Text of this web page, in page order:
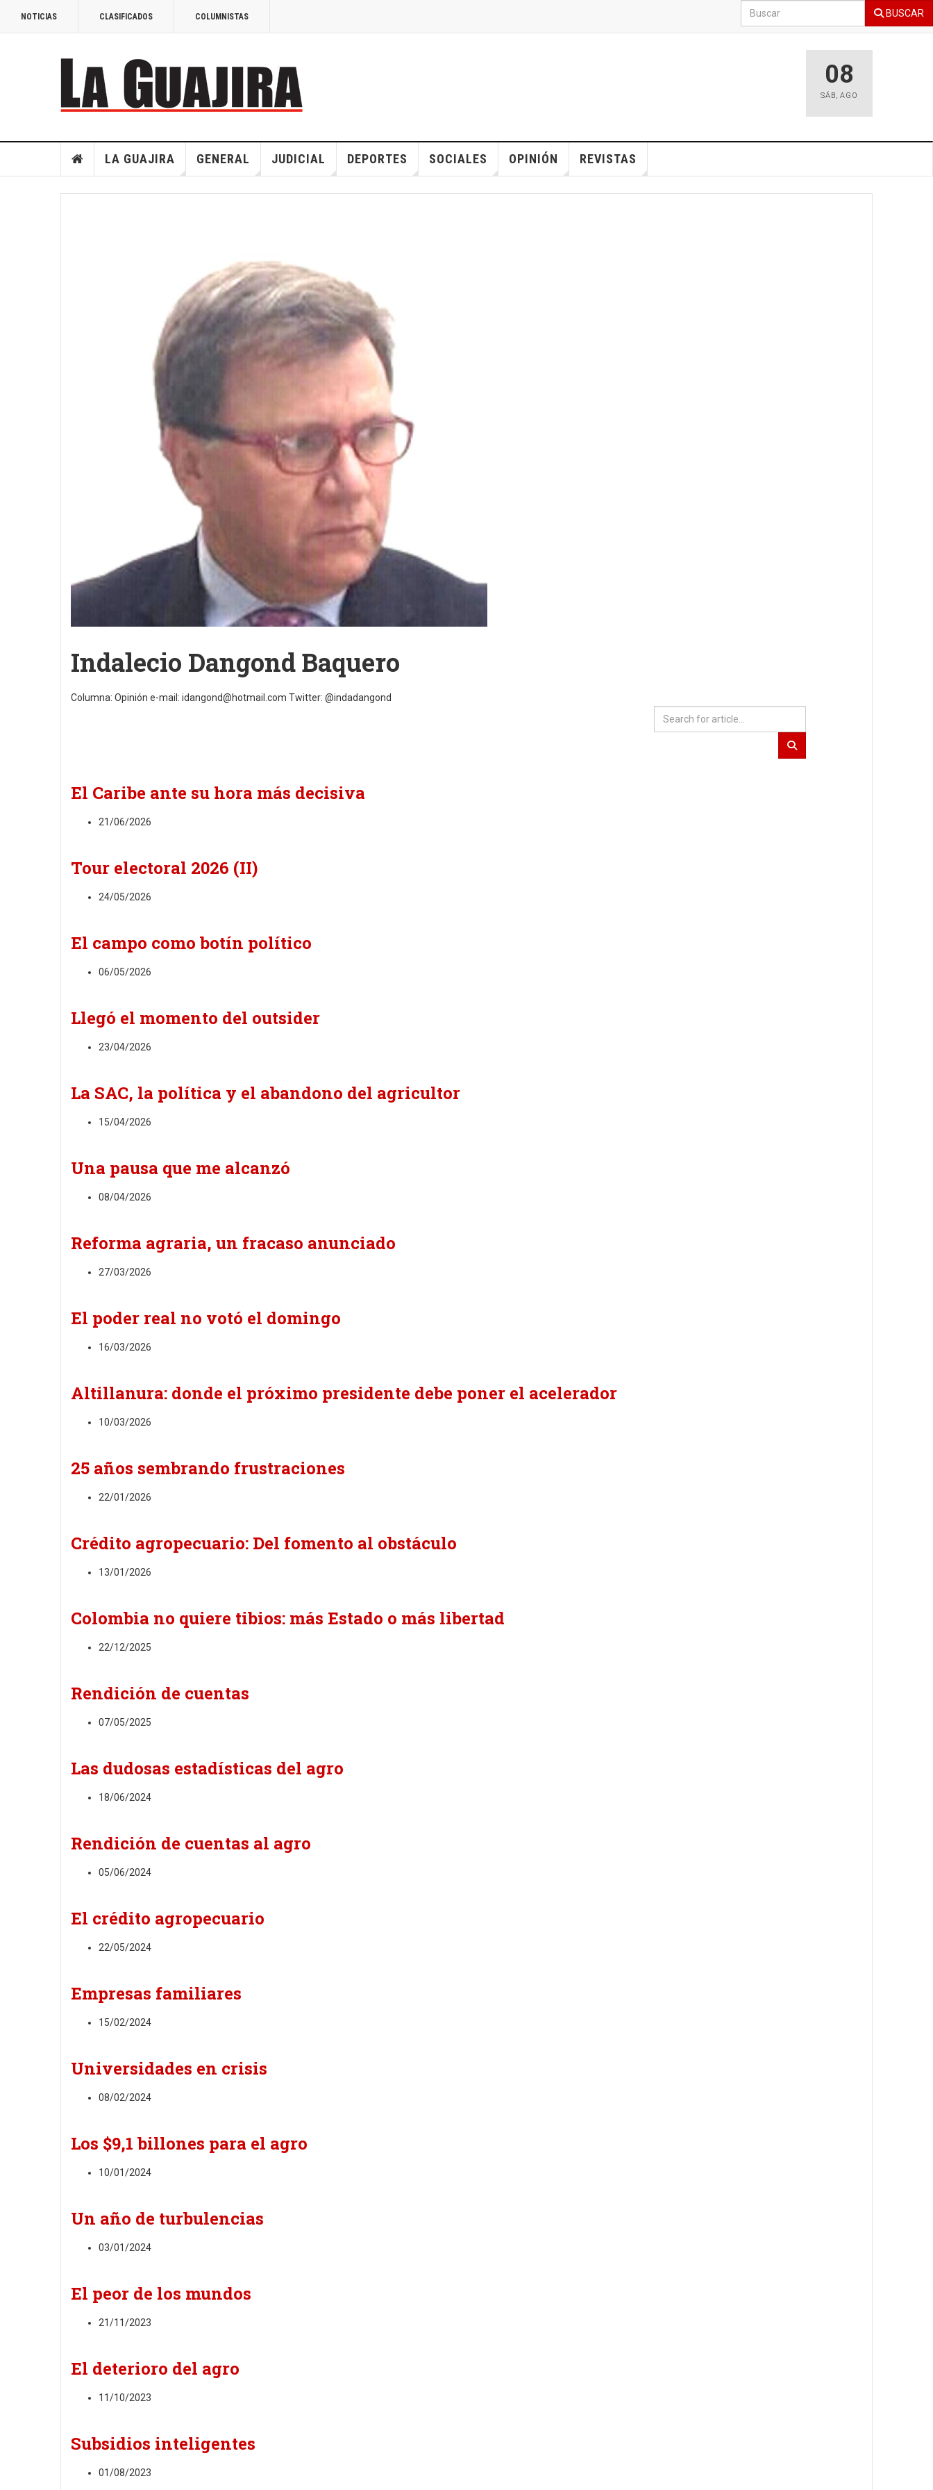
NOTICIAS CLASIFICADOS COLUMNISTAS BUSCAR
08
SÁB, AGO
LA GUAJIRA GENERAL JUDICIAL DEPORTES SOCIALES OPINIÓN REVISTAS
Indalecio Dangond Baquero
Columna: Opinión e-mail: idangond@hotmail.com Twitter: @indadangond
El Caribe ante su hora más decisiva
21/06/2026
Tour electoral 2026 (II)
24/05/2026
El campo como botín político
06/05/2026
Llegó el momento del outsider
23/04/2026
La SAC, la política y el abandono del agricultor
15/04/2026
Una pausa que me alcanzó
08/04/2026
Reforma agraria, un fracaso anunciado
27/03/2026
El poder real no votó el domingo
16/03/2026
Altillanura: donde el próximo presidente debe poner el acelerador
10/03/2026
25 años sembrando frustraciones
22/01/2026
Crédito agropecuario: Del fomento al obstáculo
13/01/2026
Colombia no quiere tibios: más Estado o más libertad
22/12/2025
Rendición de cuentas
07/05/2025
Las dudosas estadísticas del agro
18/06/2024
Rendición de cuentas al agro
05/06/2024
El crédito agropecuario
22/05/2024
Empresas familiares
15/02/2024
Universidades en crisis
08/02/2024
Los $9,1 billones para el agro
10/01/2024
Un año de turbulencias
03/01/2024
El peor de los mundos
21/11/2023
El deterioro del agro
11/10/2023
Subsidios inteligentes
01/08/2023